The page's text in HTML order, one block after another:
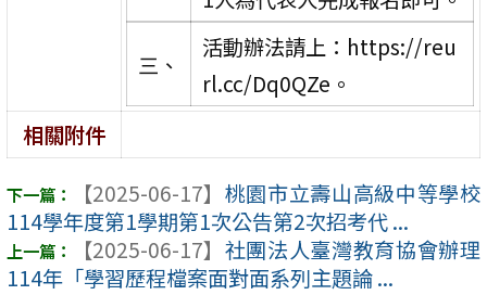
三、
活動辦法請上：https://reu
rl.cc/Dq0QZe。
相關附件
【2025-06-17】 桃園市立壽山高級中等學校
114學年度第1學期第1次公告第2次招考代 ...
【2025-06-17】 社團法人臺灣教育協會辦理
114年「學習歷程檔案面對面系列主題論 ...